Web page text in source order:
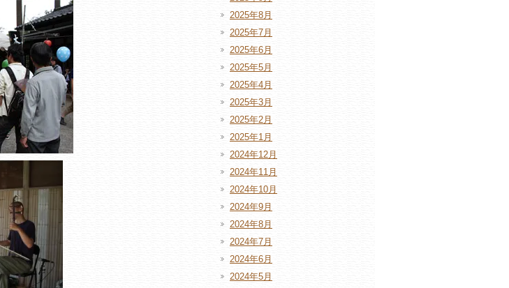
2025年8月
2025年7月
2025年6月
2025年5月
2025年4月
2025年3月
2025年2月
2025年1月
2024年12月
2024年11月
2024年10月
2024年9月
2024年8月
2024年7月
2024年6月
2024年5月